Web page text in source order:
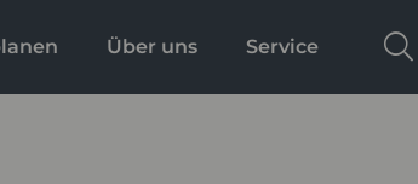
Über uns Service